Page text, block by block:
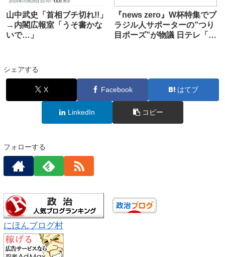
山中武史「首相ブチ切れ!!」
→内閣広報室「うそ書かな
いで…」
『news zero』W杯特集でブ
ラジル人サポーターの”つり
目ポーズ”が物議 日テレ「担
シェアする
X Facebook はてブ
LinkedIn コピー
フォローする
にほんブログ村